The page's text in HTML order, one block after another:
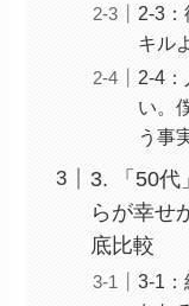
2-3
キル
2-4
い。
う事
3. 「50代
らが幸せ
底比較
3-1：